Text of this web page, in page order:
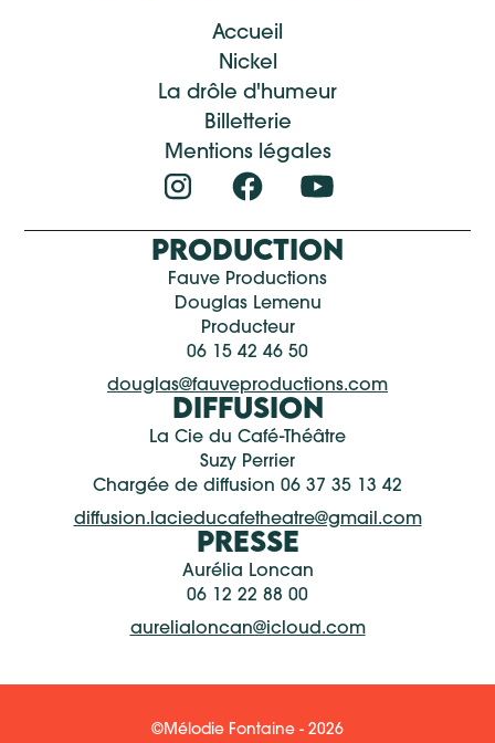
Accueil
Nickel
La drôle d'humeur
Billetterie
Mentions légales
PRODUCTION
Fauve Productions
Douglas Lemenu
Producteur
06 15 42 46 50
douglas@fauveproductions.com
DIFFUSION
La Cie du Café-Théâtre
Suzy Perrier
Chargée de diffusion 06 37 35 13 42
diffusion.lacieducafetheatre@gmail.com
PRESSE
Aurélia Loncan
06 12 22 88 00
aurelialoncan@icloud.com
©Mélodie Fontaine - 2026